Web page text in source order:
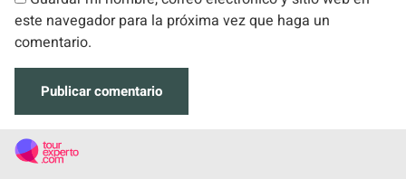
este navegador para la próxima vez que haga un
comentario.